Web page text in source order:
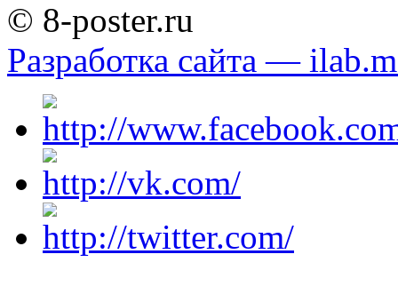
© 8-poster.ru
Разработка сайта —